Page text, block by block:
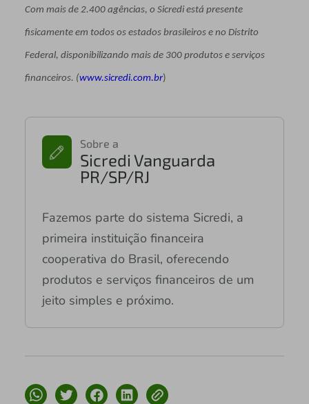
Com mais de 2.400 agências, o Sicredi está presente
fisicamente em todos os estados brasileiros e no Distrito
Federal, disponibilizando mais de 300 produtos e serviços
financeiros. (www.sicredi.com.br)
Sobre a
Sicredi Vanguarda
PR/SP/RJ
Fazemos parte do sistema Sicredi, a
primeira instituição financeira
cooperativa do Brasil, oferecendo
produtos e serviços financeiros de um
jeito simples e próximo.